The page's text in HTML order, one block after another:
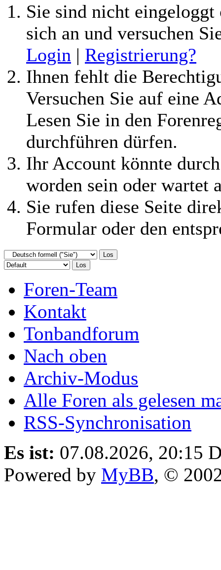
Sie sind nicht
sich an und versuchen
Login | Registrierung?
Ihnen fehlt die
Versuchen Sie auf eine
Lesen Sie in den
durchführen dürfen.
Ihr Account könnte
worden sein oder wartet
Sie rufen diese Seite
Formular oder den
Foren-Team
Kontakt
Tonbandforum
Nach oben
Archiv-Modus
Alle Foren als gelesen
RSS-Synchronisation
Es ist: 07.08.2026, 20:15
Powered by MyBB, ©